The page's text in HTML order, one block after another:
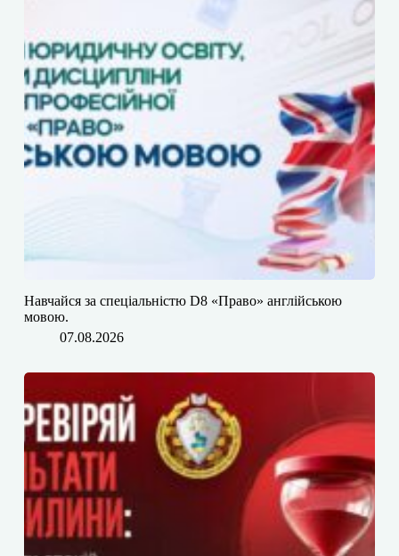
​​Навчайся за спеціальністю D8 «Право» англійською
мовою.
07.08.2026